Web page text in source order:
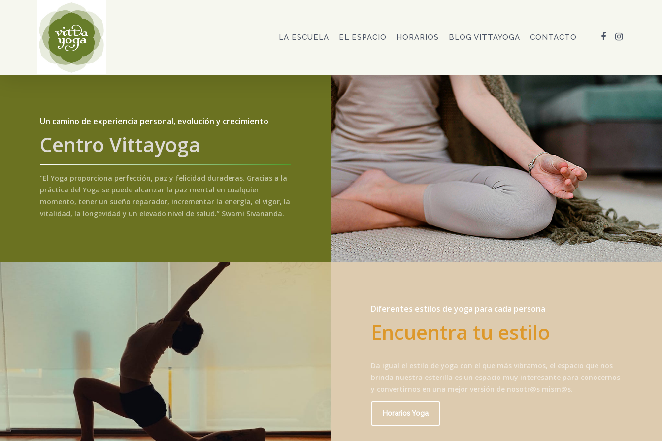
LA ESCUELA EL ESPACIO HORARIOS BLOG VITTAYOGA CONTACTO FACEBOOK
INSTAGRAM
Un camino de experiencia personal, evolución y crecimiento
Centro Vittayoga
"El Yoga proporciona perfección, paz y felicidad duraderas. Gracias a la
práctica del Yoga se puede alcanzar la paz mental en cualquier
momento, tener un sueño reparador, incrementar la energía, el vigor, la
vitalidad, la longevidad y un elevado nivel de salud.” Swami Sivananda.
Diferentes estilos de yoga para cada persona
Encuentra tu estilo
Da igual el estilo de yoga con el que más vibramos, el espacio que nos
brinda nuestra esterilla es un espacio muy interesante para conocernos
y convertirnos en una mejor versión de nosotr@s mism@s.
Horarios Yoga